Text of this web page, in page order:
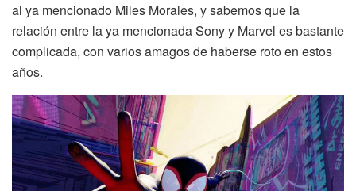
al ya mencionado Miles Morales, y sabemos que la
relación entre la ya mencionada Sony y Marvel es bastante
complicada, con varios amagos de haberse roto en estos
años.